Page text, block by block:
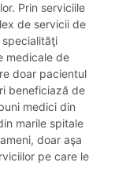
Prin serviciile
de servicii de
medicale de
doar pacientul
beneficiază de
medici din
marile spitale
doar aşa
pe care le